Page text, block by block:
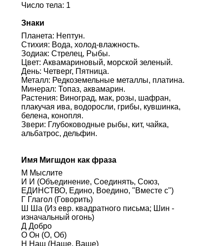
Число тела: 1
Знаки
Планета: Нептун.
Стихия: Вода, холод-влажность.
Зодиак: Стрелец, Рыбы.
Цвет: Аквамариновый, морской зеленый.
День: Четверг, Пятница.
Металл: Редкоземельные металлы, платина.
Минерал: Топаз, аквамарин.
Растения: Виноград, мак, розы, шафран,
плакучая ива, водоросли, грибы, кувшинка,
белена, конопля.
Звери: Глубоководные рыбы, кит, чайка,
альбатрос, дельфин.
Имя Мигшдон как фраза
М Мыслите
И И (Объединение, Соединять, Союз,
ЕДИНСТВО, Едино, Воедино, "Вместе с")
Г Глагол (Говорить)
Ш Ша (Из евр. квадратного письма; Шин -
изначальный огонь)
Д Добро
О Он (О, Об)
Н Наш (Наше, Ваше)